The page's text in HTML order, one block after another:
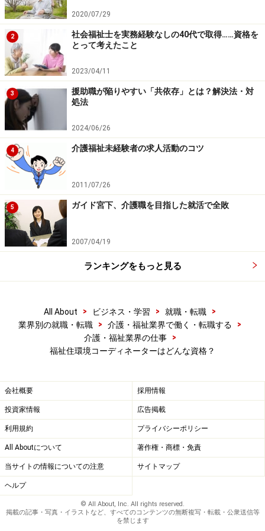
2020/07/29
2
社会福祉士を実務経験なしの40代で取得……資格を
とって考えたこと
2023/04/11
3
援助職が陥りやすい「共依存」とは？解決法・対
処法
2024/06/26
4 介護福祉未経験者の求人活動のコツ
2011/07/26
5 ガイド宮下、介護職を目指した就活で全敗
2007/04/19
ランキングをもっと見る
All About > ビジネス・学習 > 就職・転職
>
業界別の就職・転職
> 介護・福祉業界で働く・転職する
>
介護・福祉業界の仕事
>
福祉住環境コーディネーターはどんな資格？
会社概要 採用情報
投資家情報 広告掲載
利用規約 プライバシーポリシー
All Aboutについて 著作権・商標・免責
当サイトの情報についての注意 サイトマップ
ヘルプ
© All About, Inc. All rights reserved.
掲載の記事・写真・イラストなど、すべてのコンテンツの無断複写・転載・公衆送信等
を禁じます